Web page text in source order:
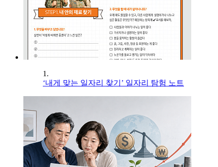
1.
‘내게 맞는 일자리 찾기’ 일자리 탐험 노트